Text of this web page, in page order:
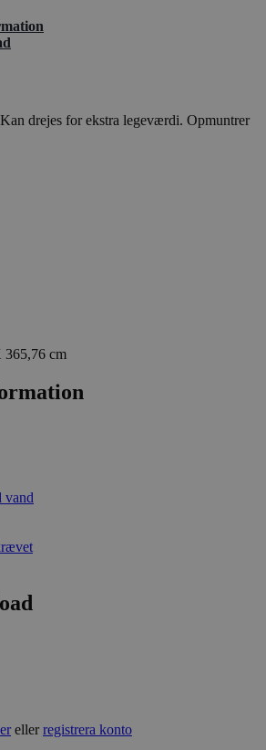
drejes for ekstra legeværdi. Opmuntrer
365,76 cm
vand
ellerregistrera konto